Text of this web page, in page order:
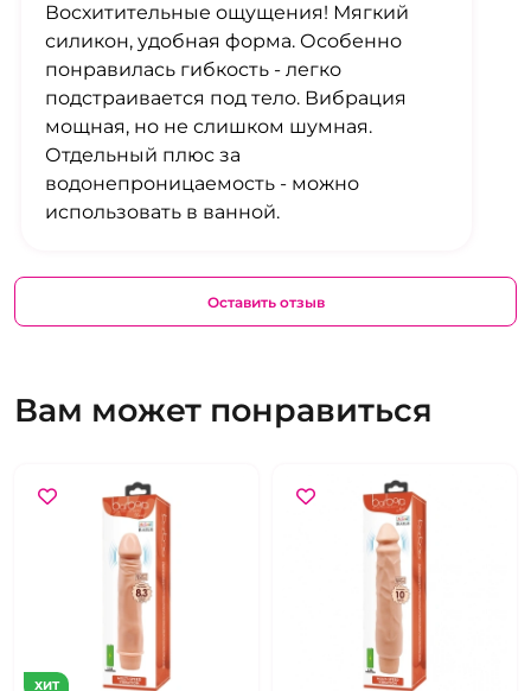
Восхитительные ощущения! Мягкий
силикон, удобная форма. Особенно
понравилась гибкость - легко
подстраивается под тело. Вибрация
мощная, но не слишком шумная.
Отдельный плюс за
водонепроницаемость - можно
использовать в ванной.
Оставить отзыв
Вам может понравиться
ХИТ